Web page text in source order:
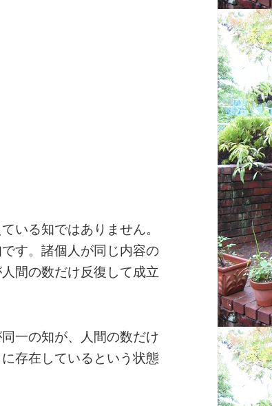
いる知ではありません。
す。諸個人が同じ内容の
間の数だけ反復して成立
一の知が、人間の数だけ
存在しているという状態